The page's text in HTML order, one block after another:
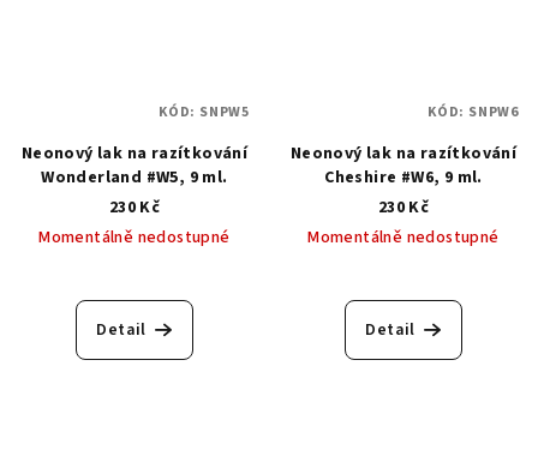
Neonový lak na razítkování
Wonderland #W5, 9 ml.
230 Kč
Momentálně nedostupné
Detail
KÓD: SNPW5
Neonový lak na razítkování
Cheshire #W6, 9 ml.
230 Kč
Momentálně nedostupné
Detail
KÓD: SNPW6